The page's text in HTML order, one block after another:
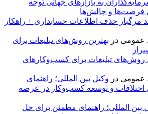
به بازارهای جهانی توجه
فرصت‌ها و چالش‌ها
مرگبار حذف اطلاعات حسابداری + راهکار
عمومی در بهترین روش‌های تبلیغات برای
روش‌های تبلیغات برای کسب‌وکارهای
عمومی در وکیل بین المللی؛ راهنمای
و توسعه کسب‌وکار در عرصه
بین المللی؛ راهنمای مطمئن برای حل